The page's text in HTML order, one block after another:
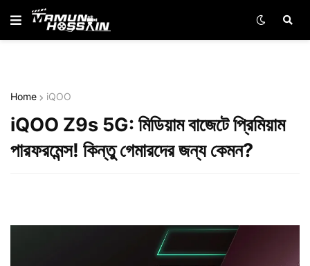
Home iQOO
iQOO Z9s 5G: মিডিয়াম বাজেটে প্রিমিয়াম
পারফরমেন্স! কিন্তু গেমারদের জন্য কেমন?